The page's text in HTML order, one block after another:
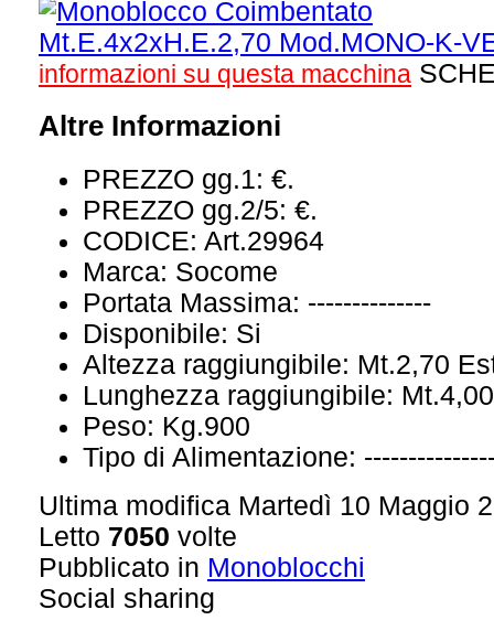
informazioni su questa macchina
Altre Informazioni
PREZZO gg.1: €.
PREZZO gg.2/5: €.
CODICE: Art.29964
Marca: Socome
Portata Massima: --------------
Disponibile: Si
Altezza raggiungibile: Mt.2,70
Lunghezza raggiungibile:
Peso: Kg.900
Tipo di Alimentazione:
Ultima modifica Martedì 10 Maggio
Letto 7050 volte
Pubblicato in Monoblocchi
Social sharing